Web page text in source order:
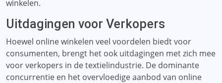
winkelen.
Uitdagingen voor Verkopers
Hoewel online winkelen veel voordelen biedt voor
consumenten, brengt het ook uitdagingen met zich mee
voor verkopers in de textielindustrie. De dominante
concurrentie en het overvloedige aanbod van online